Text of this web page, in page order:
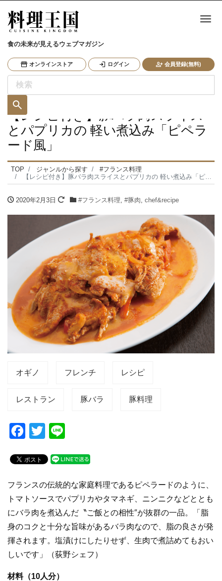
食の未来が見えるウェブマガジン
オンラインストア ログイン 会員登録(無料)
ナ
【レシピ付き】豚バラ肉スライス
とパプリカの 軽い煮込み「ピペラ
ード風」
TOP ジャンルから探す
#フランス料理
【レシピ付き】豚バラ肉スライスとパプリカの 軽い煮込み「ピペラード風」
2020年2月3日 #フランス料理, #豚肉, chef&recipe
オギノ フレンチ レシピ
レストラン 豚バラ 豚料理
F
c
e
b
o
o
k
T
tt
er
e
フランスの伝統的な家庭料理であるピペラードのように、
トマトソースでパプリカやタマネギ、ニンニクなどととも
にバラ肉を煮込んだ〝ご飯との相性″が抜群の一品。「脂
身のコクと十分な旨味があるバラ肉なので、脂の良さが発
揮されます。塩漬けにしたりせず、生肉で煮詰めてもおい
しいです」（荻野シェフ）
材料（10人分）